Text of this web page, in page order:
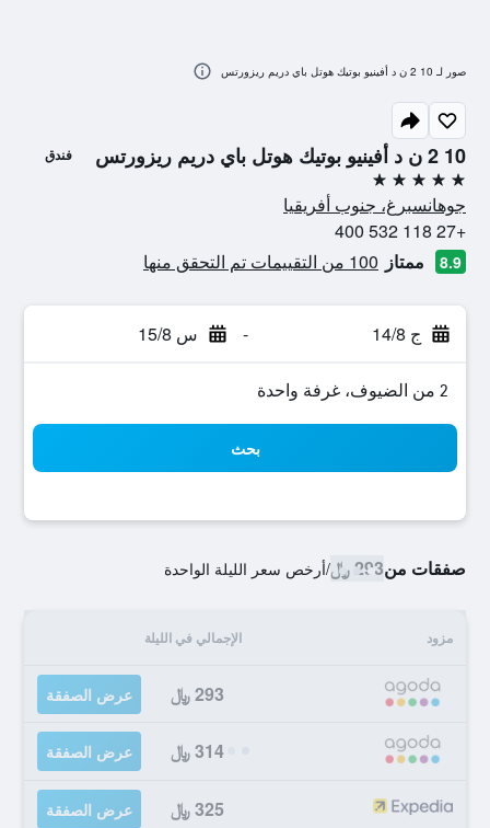
10 2 ن د أفينيو بوتيك هوتل باي دريم ريزورتس فندق
5 نجوم
جوهانسبرغ، جنوب أفريقيا
+27 118 532 400
8.9 ممتاز 100 من التقييمات تم التحقق منها
ج 14/8 - س 15/8
2 من الضيوف، غرفة واحدة
بحث
صفقات من293 ﷼ /أرخص سعر الليلة الواحدة
مزود الإجمالي في الليلة
293 ﷼ عرض الصفقة
314 ﷼ عرض الصفقة
325 ﷼ عرض الصفقة
صور لـ 10 2 ن د أفينيو بوتيك هوتل باي دريم ريزورتس